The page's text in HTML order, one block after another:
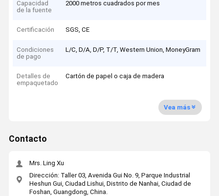
Capacidad
de la fuente
2000 metros cuadrados por mes
Certificación SGS, CE
Condiciones
de pago
L/C, D/A, D/P, T/T, Western Union, MoneyGram
Detalles de
empaquetado
Cartón de papel o caja de madera
Vea más
Contacto
Mrs. Ling Xu
Dirección: Taller 03, Avenida Gui No. 9, Parque Industrial
Heshun Gui, Ciudad Lishui, Distrito de Nanhai, Ciudad de
Foshan, Guangdong, China.